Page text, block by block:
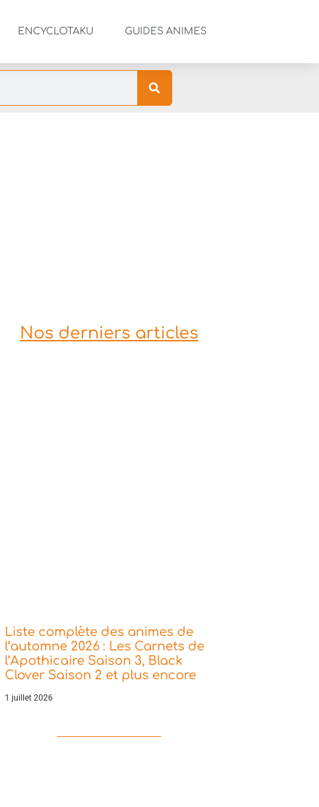
ENCYCLOTAKU GUIDES ANIMES
Nos derniers articles
Liste complète des animes de
l’automne 2026 : Les Carnets de
l’Apothicaire Saison 3, Black
Clover Saison 2 et plus encore
1 juillet 2026